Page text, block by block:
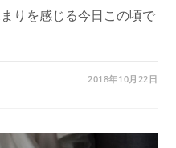
りを感じる今日この頃で
2018年10月22日